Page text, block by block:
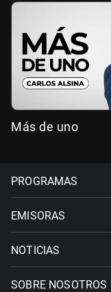
Más de uno
PROGRAMAS
EMISORAS
NOTICIAS
SOBRE NOSOTROS